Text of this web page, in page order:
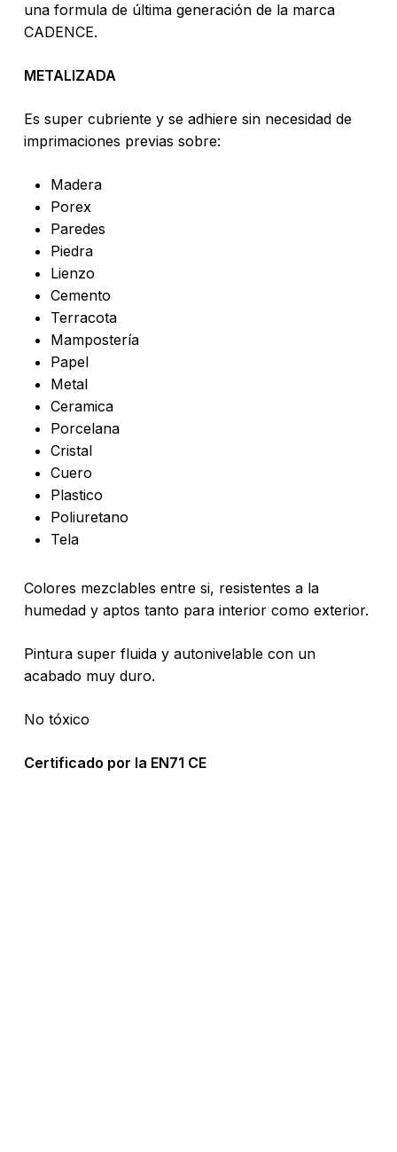
No hay productos en el carrito.
una formula de última generación de la marca
CADENCE.
METALIZADA
Es super cubriente y se adhiere sin necesidad de
imprimaciones previas sobre:
Madera
Porex
Paredes
Piedra
Lienzo
Cemento
Terracota
Mampostería
Papel
Metal
Ceramica
Porcelana
Cristal
Cuero
Plastico
Poliuretano
Tela
Colores mezclables entre si, resistentes a la
humedad y aptos tanto para interior como exterior.
Pintura super fluida y autonivelable con un
acabado muy duro.
No tóxico
Certificado por la EN71 CE